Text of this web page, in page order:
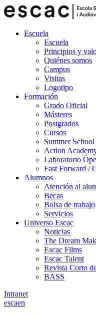
Escuela
Escuela
Principios y
Quiénes somos
Campus
Visitas
Logotipo
Formación
Grado Oficial
Másteres
Postgrados
Cursos
Summer School
Action
Laboratorio
Fast Forward /
Alumnos
Atención al
Becas
Bolsa de trabajo
Servicios
Universo Escac
Noticias
The Dream
Escac Films
Escac Talent
Revista Corto
BASS
Intranet
escaen